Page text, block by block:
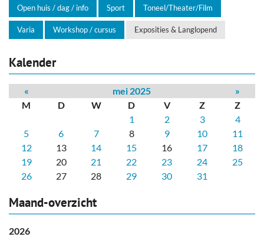
Open huis / dag / info Sport Toneel/Theater/Film
Varia Workshop / cursus Exposities & Langlopend
Kalender
« mei 2025
»
M
D W D V Z
Z
1
2 3
4
5
6 7 8 9 10
11
12
13 14 15 16 17
18
19
20 21 22 23 24
25
26
27 28 29 30 31
Maand-overzicht
2026